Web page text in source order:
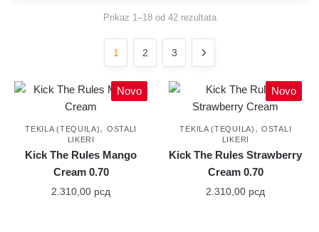
Prikaz 1–18 od 42 rezultata
1 2 3
Novo
TEKILA (TEQUILA), OSTALI
LIKERI
Kick The Rules Mango
Cream 0.70
2.310,00 рсд
Novo
TEKILA (TEQUILA) ,OSTALI
LIKERI
Kick The Rules Strawberry
Cream 0.70
2.310,00 рсд